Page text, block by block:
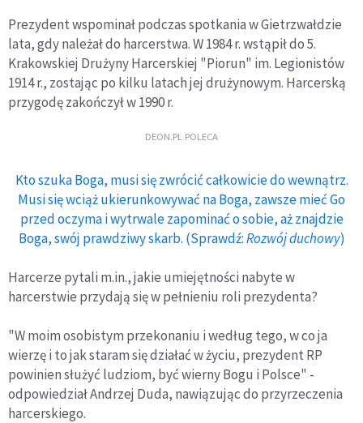
Prezydent wspominał podczas spotkania w Gietrzwałdzie
lata, gdy należał do harcerstwa. W 1984 r. wstąpił do 5.
Krakowskiej Drużyny Harcerskiej "Piorun" im. Legionistów
1914 r., zostając po kilku latach jej drużynowym. Harcerską
przygodę zakończył w 1990 r.
DEON.PL POLECA
Kto szuka Boga, musi się zwrócić całkowicie do wewnątrz.
Musi się wciąż ukierunkowywać na Boga, zawsze mieć Go
przed oczyma i wytrwale zapominać o sobie, aż znajdzie
Boga, swój prawdziwy skarb. (Sprawdź:Rozwój duchowy)
Harcerze pytali m.in., jakie umiejętności nabyte w
harcerstwie przydają się w pełnieniu roli prezydenta?
"W moim osobistym przekonaniu i według tego, w co ja
wierzę i to jak staram się działać w życiu, prezydent RP
powinien służyć ludziom, być wierny Bogu i Polsce" -
odpowiedział Andrzej Duda, nawiązując do przyrzeczenia
harcerskiego.